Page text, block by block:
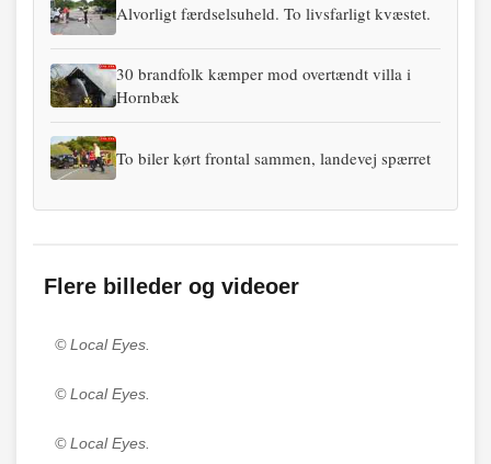
Alvorligt færdselsuheld. To livsfarligt kvæstet.
30 brandfolk kæmper mod overtændt villa i
Hornbæk
To biler kørt frontal sammen, landevej spærret
Flere billeder og videoer
© Local Eyes.
© Local Eyes.
© Local Eyes.